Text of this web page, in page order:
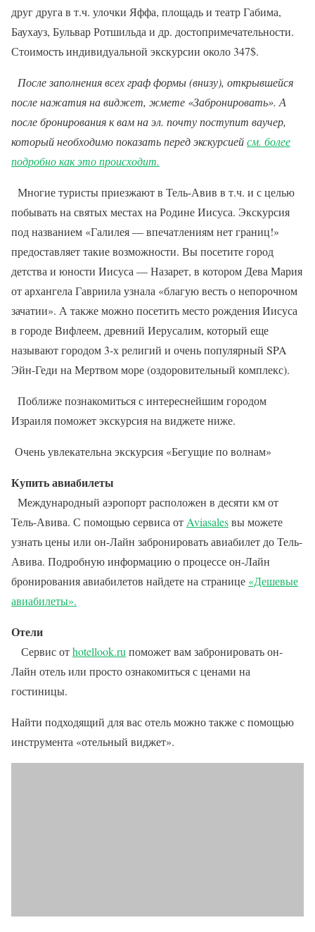
друг друга в т.ч. улочки Яффа, площадь и театр Габима,
Баухауз, Бульвар Ротшильда и др. достопримечательности.
Стоимость индивидуальной экскурсии около 347$.
После заполнения всех граф формы (внизу), открывшейся
после нажатия на виджет, жмете «Забронировать». А
после бронирования к вам на эл. почту поступит ваучер,
который необходимо показать перед экскурсиейсм. более
подробно как это происходит.
Многие туристы приезжают в Тель-Авив в т.ч. и с целью
побывать на святых местах на Родине Иисуса. Экскурсия
под названием «Галилея — впечатлениям нет границ!»
предоставляет такие возможности. Вы посетите город
детства и юности Иисуса — Назарет, в котором Дева Мария
от архангела Гавриила узнала «благую весть о непорочном
зачатии». А также можно посетить место рождения Иисуса
в городе Вифлеем, древний Иерусалим, который еще
называют городом 3-х религий и очень популярный SPA
Эйн-Геди на Мертвом море (оздоровительный комплекс).
Поближе познакомиться с интереснейшим городом
Израиля поможет экскурсия на виджете ниже.
Очень увлекательна экскурсия «Бегущие по волнам»
Купить авиабилеты
Международный аэропорт расположен в десяти км от
Тель-Авива. С помощью сервиса от Aviasalesвы можете
узнать цены или он-Лайн забронировать авиабилет до Тель-
Авива. Подробную информацию о процессе он-Лайн
бронирования авиабилетов найдете на странице «Дешевые
авиабилеты».
Отели
Сервис отhotellook.ru поможет вам забронировать он-
Лайн отель или просто ознакомиться с ценами на
гостиницы.
Найти подходящий для вас отель можно также с помощью
инструмента «отельный виджет».